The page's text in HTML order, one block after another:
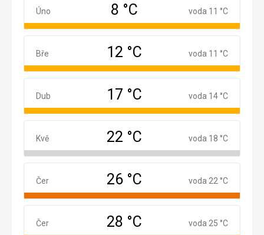
Únor
Úno 8 °C voda 11 °C
Březen
Bře 12 °C voda 11 °C
Duben
Dub 17 °C voda 14 °C
Květen
Kvě 22 °C voda 18 °C
Červen
Čer 26 °C voda 22 °C
Červenec
Čer 28 °C voda 25 °C